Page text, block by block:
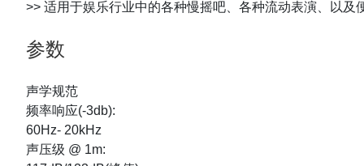
>> 适用于娱乐行业中的各种慢摇吧、各种流动表演、以及
参数
声学规范
频率响应(-3db):
60Hz- 20kHz
声压级 @ 1m: